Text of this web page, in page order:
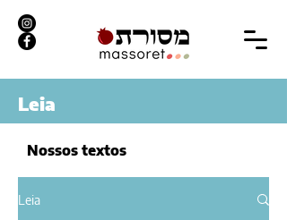
Leia
Nossos textos
Leia